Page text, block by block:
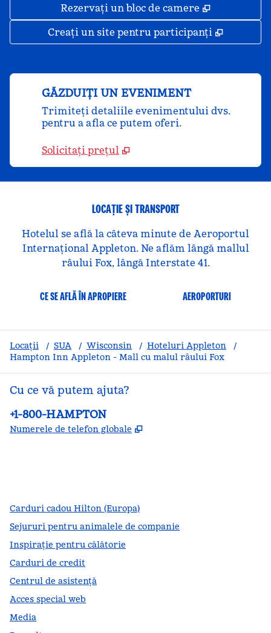
Rezervați un bloc de camere ,
Creați un site pentru participanți ,
GĂZDUIȚI UN EVENIMENT
Trimiteți detaliile evenimentului dvs.
pentru a afla ce putem oferi.
Solicitați prețul
LOCAȚIE ȘI TRANSPORT
Hotelul se află la câteva minute de Aeroportul
Internațional Appleton. Ne aflăm lângă mallul
râului Fox, lângă Interstate 41.
CE SE AFLĂ ÎN APROPIERE AEROPORTURI
Locații / SUA / Wisconsin / Hoteluri Appleton
/
Hampton Inn Appleton - Mall cu malul râului Fox
Cu ce vă putem ajuta?
Telefon:
+1-800-HAMPTON
Numerele de telefon globale ,
Carduri cadou Hilton (Europa)
Sejururi pentru animalele de companie
Inspirație pentru călătorie
Carduri de credit
Centrul de asistență
Acces special web
Media